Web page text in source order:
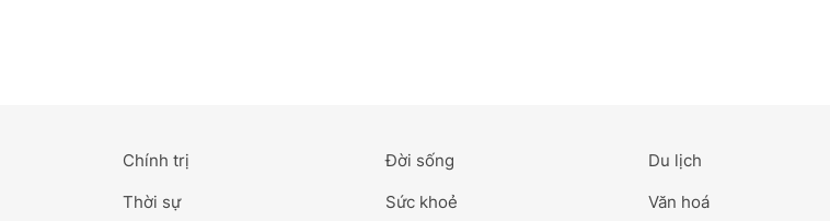
Chính trị
Thời sự
Đời sống
Sức khoẻ
Du lịch
Văn hoá